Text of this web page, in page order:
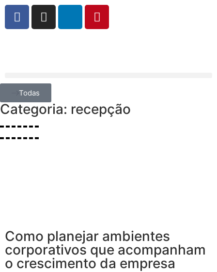
Todas
Categoria: recepção
Como planejar ambientes
corporativos que acompanham
o crescimento da empresa